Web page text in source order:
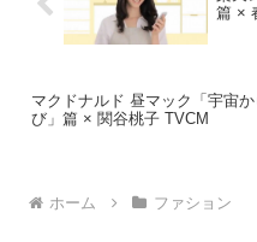
篇 ×
マクドナルド 昼マック「宇宙か
び」篇 × 関谷桃子 TVCM
ホーム ファション